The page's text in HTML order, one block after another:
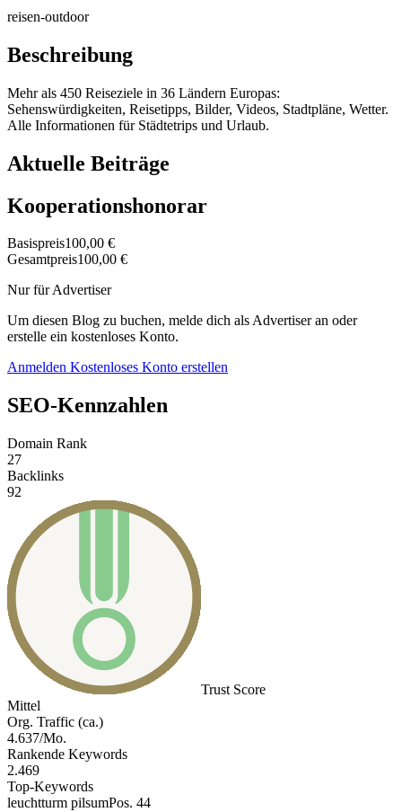
reisen-outdoor
Beschreibung
Mehr als 450 Reiseziele in 36 Ländern Europas:
Sehenswürdigkeiten, Reisetipps, Bilder, Videos, Stadtpläne, Wetter.
Alle Informationen für Städtetrips und Urlaub.
Aktuelle Beiträge
Kooperationshonorar
Basispreis100,00 €
Gesamtpreis100,00 €
Nur für Advertiser
Um diesen Blog zu buchen, melde dich als Advertiser an oder
erstelle ein kostenloses Konto.
Anmelden Kostenloses Konto erstellen
SEO-Kennzahlen
Domain Rank
27
Backlinks
92
Trust Score
Mittel
Org. Traffic (ca.)
4.637/Mo.
Rankende Keywords
2.469
Top-Keywords
leuchtturm pilsumPos. 44